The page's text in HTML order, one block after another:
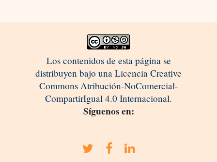
Los contenidos de esta página se
distribuyen bajo una Licencia Creative
Commons Atribución-NoComercial-
CompartirIgual 4.0 Internacional.
Síguenos en: